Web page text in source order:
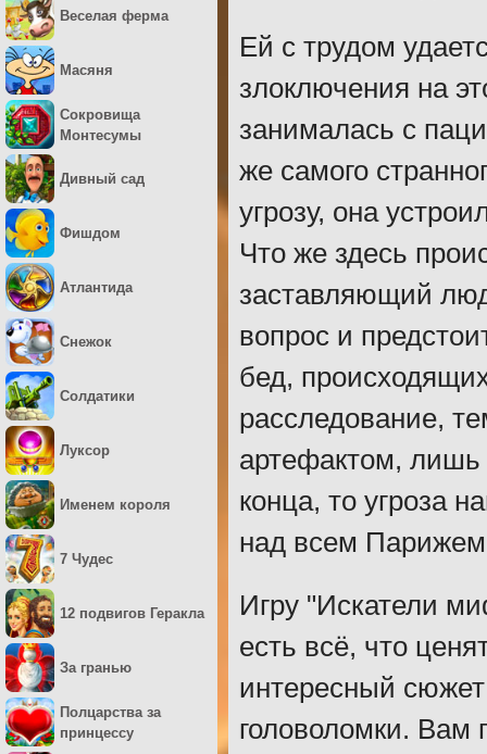
Ей с трудом
злоключения на
занималась с
же самого
угрозу, она
Что же здесь
заставляющий
вопрос и
бед,
расследование,
артефактом, лишь
конца, то угроза
над всем
Игру "Искатели
есть всё, что
интересный
головоломки. Вам
Веселая ферма
Масяня
Сокровища
Монтесумы
Дивный сад
Фишдом
Атлантида
Снежок
Солдатики
Луксор
Именем короля
7 Чудес
12 подвигов Геракла
За гранью
Полцарства за
принцессу